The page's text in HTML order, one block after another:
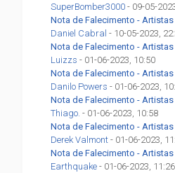
SuperBomber3000 - 09-05-
Nota de Falecimento -
Daniel Cabral - 10-05-2023,
Nota de Falecimento -
Luizzs - 01-06-2023, 10:50
Nota de Falecimento -
Danilo Powers - 01-06-2023,
Nota de Falecimento -
Thiago. - 01-06-2023, 10:58
Nota de Falecimento -
Derek Valmont - 01-06-2023,
Nota de Falecimento -
Earthquake - 01-06-2023, 11:26